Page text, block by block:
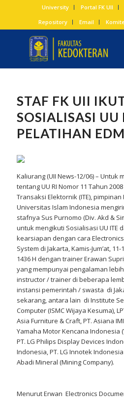
University Portal FK UII
Repository
Email
STAF FK UII
SOSIALISASI UU
PELATIHAN
Kaliurang (UII News-12/06) – Untuk
tentang UU RI Nomor 11 Tahun
Transaksi Elektornik (ITE),
Universitas Islam Indonesia
stafnya Sus Purnomo (Div. Akd &
untuk mengikuti Sosialisasi UU ITE
kearsiapan dengan cara
System di Jakarta, Kamis-Jum’at, 11-
1436 H dengan trainer Erawan
yang mempunyai pengalaman
instructor / trainer di beberapa
instansi pemerintah / swasta di
sekarang, antara lain di Institute
Computer (ISMC Wijaya Kesuma),
Asia Furniture & Craft, PT. Asiana
Yamaha Motor Kencana Indonesia
PT. LG Philips Display Devices
Indonesia, PT. LG Innotek
Abadi Mineral (Mining Company).
Menurut Erwan Electronics